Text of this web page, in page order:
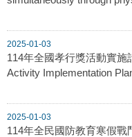
2025-01-03
114年全國孝行獎活動實施
Activity Implementation
2025-01-03
114年全民國防教育寒假戰